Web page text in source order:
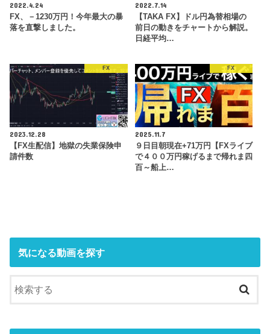
2022.4.24
FX、－1230万円！今年最大の暴
落を直撃しました。
2022.7.14
【TAKA FX】ドル円為替相場の
前日の動きをチャートから解説。
日経平均…
FX
2023.12.28
【FX生配信】地獄の失業保険申
請件数
FX
2025.11.7
９日目朝現在+71万円【FXライブ
で４００万円稼げるまで帰れま四
百～船上…
気になる動画を探す